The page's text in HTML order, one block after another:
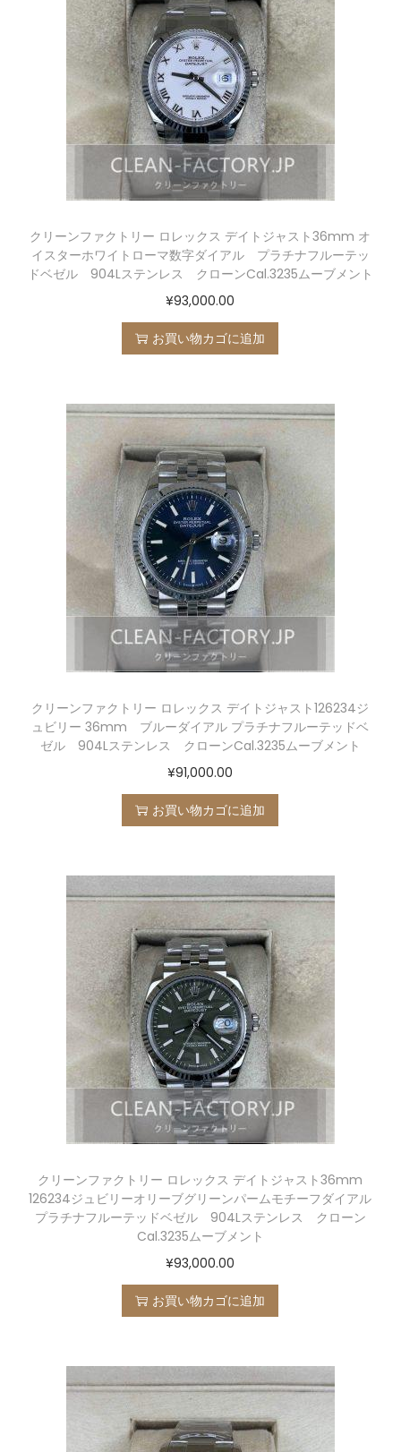
クリーンファクトリー ロレックス デイトジャスト36mm オ
イスターホワイトローマ数字ダイアル プラチナフルーテッ
ドベゼル 904Lステンレス クローンCal.3235ムーブメント
¥93,000.00
お買い物カゴに追加
クリーンファクトリー ロレックス デイトジャスト126234ジ
ュビリー 36mm ブルーダイアル プラチナフルーテッドベ
ゼル 904Lステンレス クローンCal.3235ムーブメント
¥91,000.00
お買い物カゴに追加
クリーンファクトリー ロレックス デイトジャスト36mm
126234ジュビリーオリーブグリーンパームモチーフダイアル
プラチナフルーテッドベゼル 904Lステンレス クローン
Cal.3235ムーブメント
¥93,000.00
お買い物カゴに追加